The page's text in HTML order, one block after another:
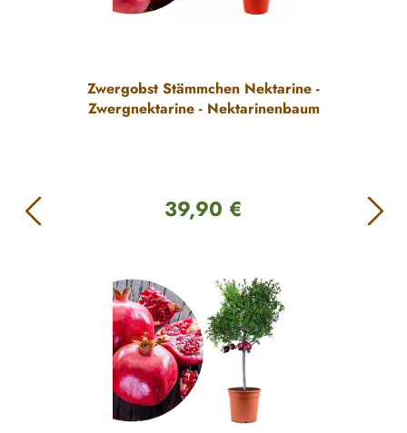
Zwergobst Stämmchen Nektarine -
Zwergnektarine - Nektarinenbaum
Regulärer Preis:
39,90 €